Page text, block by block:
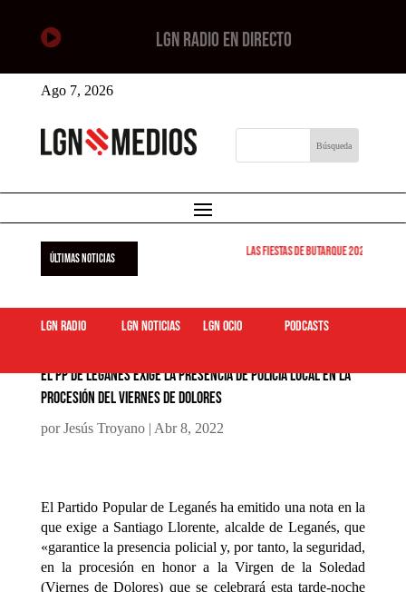
 LGN RADIO EN DIRECTO
Ago 7, 2026
ÚLTIMAS NOTICIAS Las Fiestas de Butarque 2026
LGN Radio LGN Noticias LGN ocio podcasts
El PP de Leganés exige la presencia de Policía Local en la
procesión del Viernes de Dolores
porJesús Troyano| Abr 8, 2022
El Partido Popular de Leganés ha emitido una nota en la
que exige a Santiago Llorente, alcalde de Leganés, que
«garantice la presencia policial y, por tanto, la seguridad,
en la procesión en honor a la Virgen de la Soledad
(Viernes de Dolores) que se celebrará esta tarde-noche